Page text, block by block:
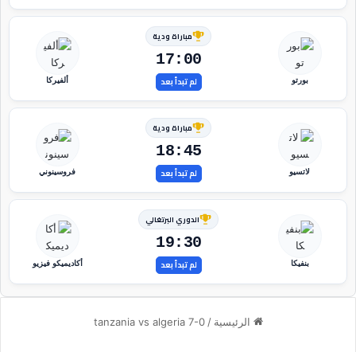
بورتو
مباراة ودية
17:00
لم تبدأ بعد ألفيركا
لاتسيو
مباراة ودية
18:45
لم تبدأ بعد فروسينوني
بنفيكا
الدوري البرتغالي
19:30
لم تبدأ بعد أكاديميكو فيزيو
الرئيسية /
tanzania vs algeria 7-0